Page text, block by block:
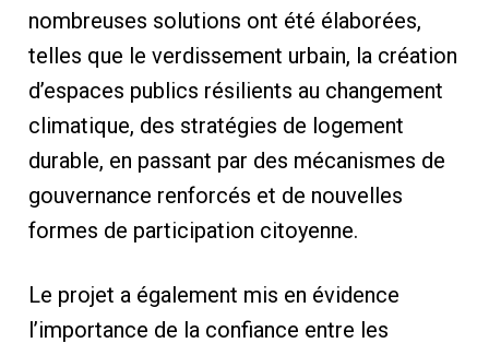
nombreuses solutions ont été élaborées,
telles que le verdissement urbain, la création
d’espaces publics résilients au changement
climatique, des stratégies de logement
durable, en passant par des mécanismes de
gouvernance renforcés et de nouvelles
formes de participation citoyenne.
Le projet a également mis en évidence
l’importance de la confiance entre les